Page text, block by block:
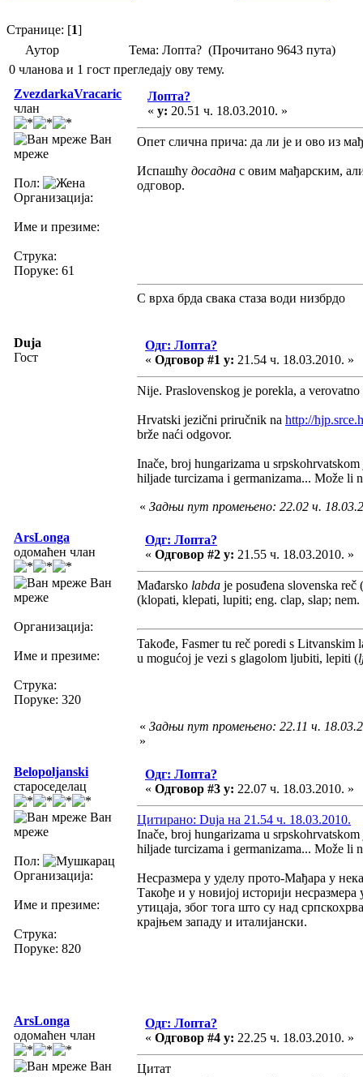
Странице: [1]
Аутор
Тема: Лопта? (Прочитано 9643 пута)
0 чланова и 1 гост прегледају ову тему.
ZvezdarkaVracaric
члан
Ван
мреже
Пол:
Организација:
Име и презиме:
Струка:
Поруке: 61
Лопта?
« у: 20.51 ч. 18.03.2010. »
Опет слична прича: да ли је и ово из
Испашћу досадна с овим мађарским,
одговор.
С врха брда свака стаза води низбрдо
Duja
Гост
Одг: Лопта?
« Одговор #1 у: 21.54 ч. 18.03.2010. »
Nije. Praslovenskog je porekla, a
Hrvatski jezični priručnik na http://
brže naći odgovor.
Inače, broj hungarizama u
hiljade turcizama i germanizama... Može li
« Задњи пут промењено: 22.02 ч.
ArsLonga
одомаћен члан
Ван
мреже
Организација:
Име и презиме:
Струка:
Поруке: 320
Одг: Лопта?
« Одговор #2 у: 21.55 ч. 18.03.2010. »
Mađarsko labda je posuđena slovenska
(klopati, klepati, lupiti; eng. clap, slap;
Takođe, Fasmer tu reč poredi s Litvanskim
u mogućoj je vezi s glagolom ljubiti, lepiti (
« Задњи пут промењено: 22.11 ч.
»
Belopoljanski
староседелац
Ван
мреже
Пол:
Организација:
Име и презиме:
Струка:
Поруке: 820
Одг: Лопта?
« Одговор #3 у: 22.07 ч. 18.03.2010. »
Цитирано: Duja на 21.54 ч. 18.03.2010.
Inače, broj hungarizama u
hiljade turcizama i germanizama... Može li
Несразмера у уделу прото-Мађара у
Такође и у новијој историји
утицаја, због тога што су над
крајњем западу и италијански.
ArsLonga
одомаћен члан
Ван
Одг: Лопта?
« Одговор #4 у: 22.25 ч. 18.03.2010. »
Цитат